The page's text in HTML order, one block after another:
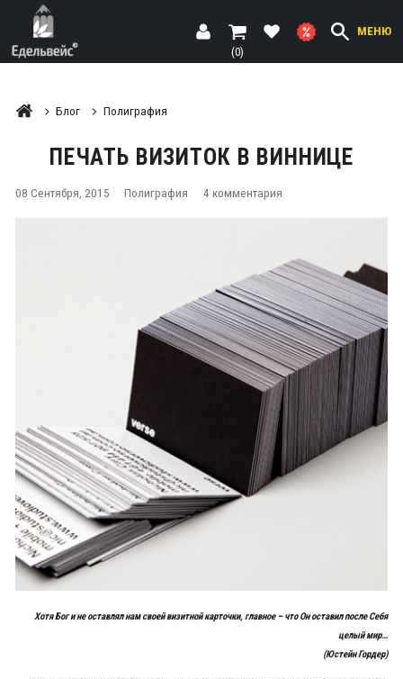
МЕНЮ
(0)
Блог Полиграфия
ПЕЧАТЬ ВИЗИТОК В ВИННИЦЕ
08 Сентября, 2015 Полиграфия 4 комментария
Хотя Бог и не оставлял нам своей визитной карточки, главное – что Он оставил после Себя
целый мир…
(Юстейн Гордер)